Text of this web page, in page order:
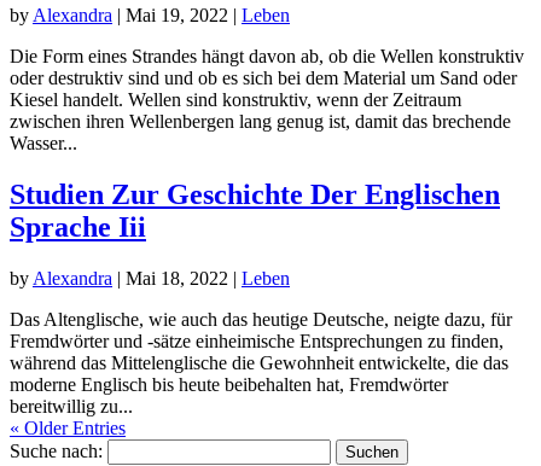
by Alexandra | Mai 19, 2022 | Leben
Die Form eines Strandes hängt davon ab, ob die Wellen konstruktiv
oder destruktiv sind und ob es sich bei dem Material um Sand oder
Kiesel handelt. Wellen sind konstruktiv, wenn der Zeitraum
zwischen ihren Wellenbergen lang genug ist, damit das brechende
Wasser...
Studien Zur Geschichte Der Englischen
Sprache Iii
by Alexandra | Mai 18, 2022 | Leben
Das Altenglische, wie auch das heutige Deutsche, neigte dazu, für
Fremdwörter und -sätze einheimische Entsprechungen zu finden,
während das Mittelenglische die Gewohnheit entwickelte, die das
moderne Englisch bis heute beibehalten hat, Fremdwörter
bereitwillig zu...
« Older Entries
Suche nach: